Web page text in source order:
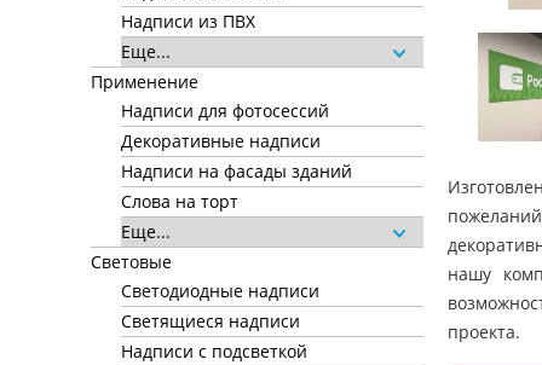
Надписи из ПВХ
Еще...
Применение
Надписи для фотосессий
Декоративные надписи
Надписи на фасады зданий
Слова на торт
Еще...
Световые
Светодиодные надписи
Светящиеся надписи
Надписи с подсветкой
нашу
проекта.